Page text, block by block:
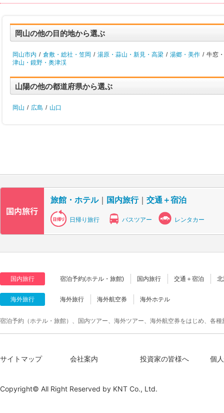
岡山の他の目的地から選ぶ
岡山市内 / 倉敷・総社・笠岡 / 湯原・蒜山・新見・高梁 / 湯郷・美作 / 牛窓
津山・鏡野・奥津渓
山陽の他の都道府県から選ぶ
岡山 / 広島 / 山口
旅館・ホテル｜ 国内旅行｜ 交通＋宿泊
日帰り旅行 バスツアー レンタカー
国内旅行 宿泊予約(ホテル・旅館) 国内旅行 交通＋宿泊
海外旅行 海外旅行 海外航空券 海外ホテル
宿泊予約（ホテル・旅館）、国内ツアー、海外ツアー、海外航空券をはじめ、各
サイトマップ 会社案内 投資家の皆様へ 個
Copyright© All Right Reserved by KNT Co., Ltd.